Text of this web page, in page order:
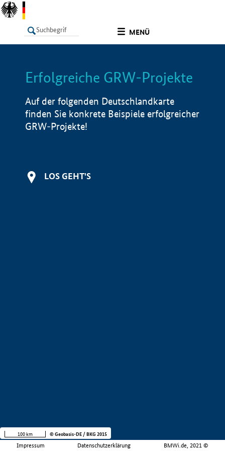
MENÜ
LISTE Info
Erfolgreiche GRW-Projekte
Auf der folgenden Deutschlandkarte
finden Sie konkrete Beispiele erfolgreicher
GRW-Projekte!
LOS GEHT'S
Impressum Datenschutzerklärung BMWi.de, 2021 ©
100 km © Geobasis-DE / BKG 2015